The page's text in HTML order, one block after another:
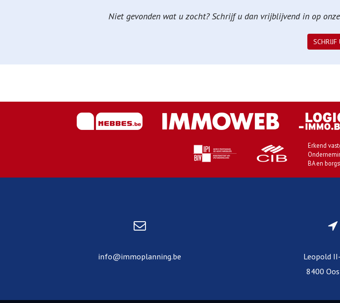
Niet gevonden wat u zocht? Schrijf u dan vrijblijvend in op
SCHRIJF
Erkend
BA en
info@immoplanning.be
Leopold
8400